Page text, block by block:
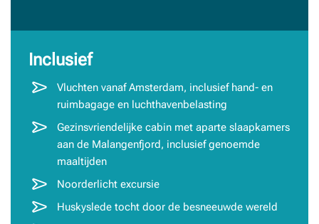
Inclusief
Vluchten vanaf Amsterdam, inclusief hand- en
ruimbagage en luchthavenbelasting
Gezinsvriendelijke cabin met aparte slaapkamers
aan de Malangenfjord, inclusief genoemde
maaltijden
Noorderlicht excursie
Huskyslede tocht door de besneeuwde wereld